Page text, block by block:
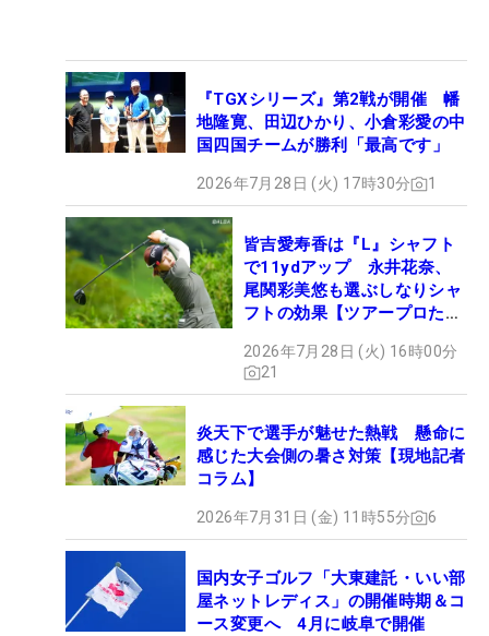
『TGXシリーズ』第2戦が開催 幡
地隆寛、田辺ひかり、小倉彩愛の中
国四国チームが勝利「最高です」
2026年7月28日 (火) 17時30分 1
皆吉愛寿香は『L』シャフト
で11ydアップ 永井花奈、
尾関彩美悠も選ぶしなりシャ
フトの効果【ツアープロたち
2026年7月28日 (火) 16時00分
21
炎天下で選手が魅せた熱戦 懸命に
感じた大会側の暑さ対策【現地記者
コラム】
2026年7月31日 (金) 11時55分 6
国内女子ゴルフ「大東建託・いい部
屋ネットレディス」の開催時期＆コ
ース変更へ 4月に岐阜で開催